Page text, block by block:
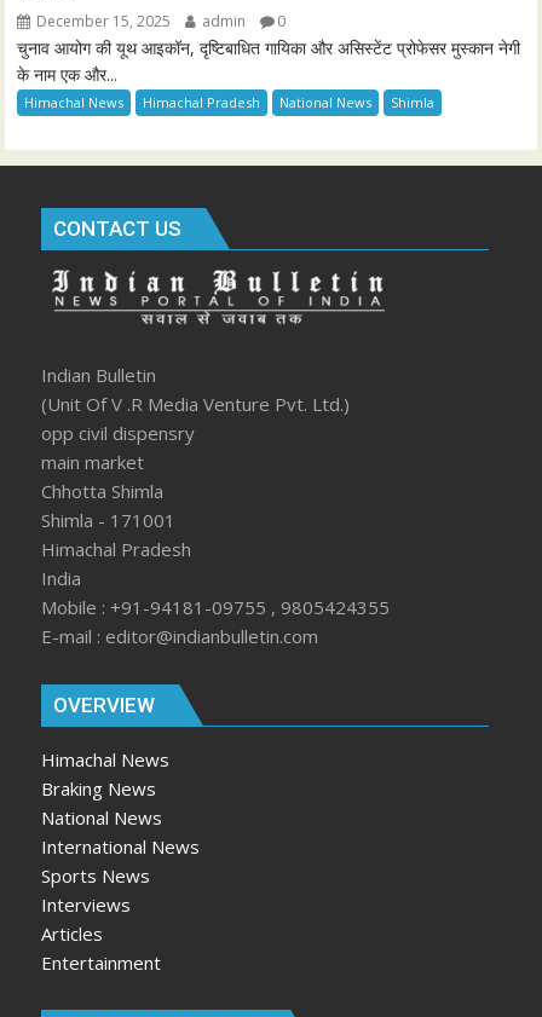
December 15, 2025 admin 0
चुनाव आयोग की यूथ आइकॉन, दृष्टिबाधित गायिका और असिस्टेंट प्रोफेसर मुस्कान नेगी
के नाम एक और...
Himachal News Himachal Pradesh National News Shimla
CONTACT US
Indian Bulletin
(Unit Of V .R Media Venture Pvt. Ltd.)
opp civil dispensry
main market
Chhotta Shimla
Shimla - 171001
Himachal Pradesh
India
Mobile : +91-94181-09755 , 9805424355
E-mail : editor@indianbulletin.com
OVERVIEW
Himachal News
Braking News
National News
International News
Sports News
Interviews
Articles
Entertainment